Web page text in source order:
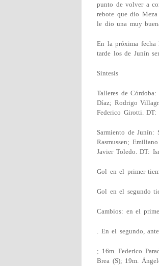
punto de volver a
rebote que dio
le dio una muy
En la próxima fecha
tarde los de Junín
Síntesis
Talleres de
Díaz; Rodrigo
Federico Girotti. DT:
Sarmiento de Junín:
Rasmussen;
Javier Toledo. DT:
Gol en el primer
Gol en el segundo
Cambios: en el
. En el segundo,
; 16m. Federico
Brea (S); 19m.